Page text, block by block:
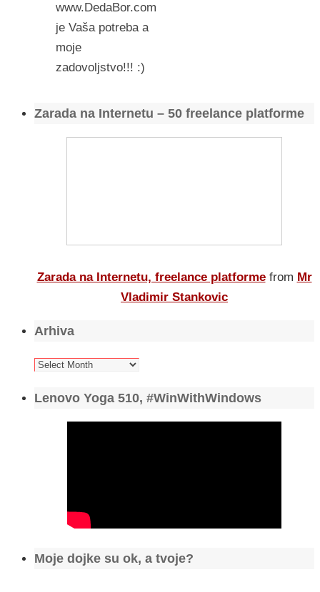
www.DedaBor.com
je Vaša potreba a
moje
zadovoljstvo!!! :)
Zarada na Internetu – 50 freelance platforme
Zarada na Internetu, freelance platforme from Mr
Vladimir Stankovic
Arhiva
Arhiva
Lenovo Yoga 510, #WinWithWindows
Moje dojke su ok, a tvoje?